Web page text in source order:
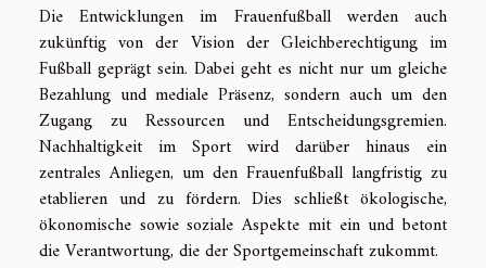
Die Entwicklungen im Frauenfußball werden auch
zukünftig von der Vision der Gleichberechtigung im
Fußball geprägt sein. Dabei geht es nicht nur um gleiche
Bezahlung und mediale Präsenz, sondern auch um den
Zugang zu Ressourcen und Entscheidungsgremien.
Nachhaltigkeit im Sport wird darüber hinaus ein
zentrales Anliegen, um den Frauenfußball langfristig zu
etablieren und zu fördern. Dies schließt ökologische,
ökonomische sowie soziale Aspekte mit ein und betont
die Verantwortung, die der Sportgemeinschaft zukommt.